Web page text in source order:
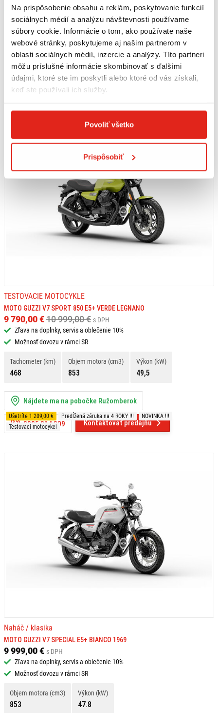
Na prispôsobenie obsahu a reklám, poskytovanie funkcií
sociálnych médií a analýzu návštevnosti používame
súbory cookie. Informácie o tom, ako používate naše
webové stránky, poskytujeme aj našim partnerom v
oblasti sociálnych médií, inzercie a analýzy. Títo partneri
môžu príslušné informácie skombinovať s ďalšími
údajmi, ktoré ste im poskytli alebo ktoré od vás získali,
keď ste používali ich služby.
Povoliť všetko
Prispôsobiť
Ušetríte 400,00 € Predĺžená záruka na 4 ROKY !!!
Možnosť dovozu v rámci SR
Objem motora (cm3)
853
Výkon (kW)
49,5
Nájdete ma na pobočke Ružomberok
0905 214 309 Kontaktovať predajňu
Ušetríte 1 209,00 € Predĺžená záruka na 4 ROKY !!!
NOVINKA !!!
Testovací motocykel
TESTOVACIE MOTOCYKLE
MOTO GUZZI V7 SPORT 850 E5+ VERDE LEGNANO
10 999,00 €
9 790,00 €
s DPH
Zľava na doplnky, servis a oblečenie 10%
Možnosť dovozu v rámci SR
Tachometer (km)
468
Objem motora (cm3)
853
Výkon (kW)
49,5
Nájdete ma na pobočke Ružomberok
0905 214 309 Kontaktovať predajňu
Naháč / klasika
MOTO GUZZI V7 SPECIAL E5+ BIANCO 1969
9 999,00 € s DPH
Zľava na doplnky, servis a oblečenie 10%
Možnosť dovozu v rámci SR
Objem motora (cm3)
853
Výkon (kW)
47.8